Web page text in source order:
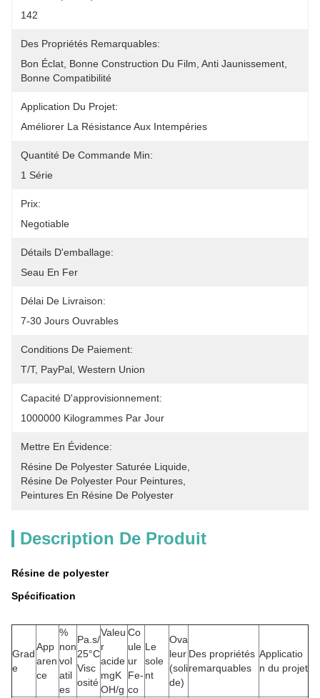
142
Des Propriétés Remarquables:
Bon Éclat, Bonne Construction Du Film, Anti Jaunissement,
Bonne Compatibilité
Application Du Projet:
Améliorer La Résistance Aux Intempéries
Quantité De Commande Min:
1 Série
Prix:
Negotiable
Détails D'emballage:
Seau En Fer
Délai De Livraison:
7-30 Jours Ouvrables
Conditions De Paiement:
T/T, PayPal, Western Union
Capacité D'approvisionnement:
1000000 Kilogrammes Par Jour
Mettre En Évidence:
Résine De Polyester Saturée Liquide
Résine De Polyester Pour Peintures
Peintures En Résine De Polyester
Description De Produit
Résine de polyester
Spécification
Grad
e
App
aren
ce
%
non
vol
atil
es
Pa.s/
25°C
Visc
osité
Valeu
r
acide
mgK
OH/g
Co
ule
ur
Fe-
co
Le
sole
nt
Ova
leur
(soli
de)
Des propriétés
remarquables
Applicatio
n du projet